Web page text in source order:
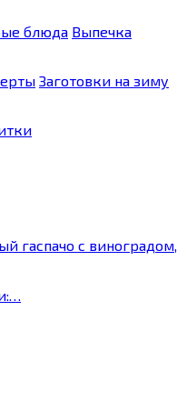
блюда Выпечка
Заготовки на зиму
гаспачо с виноградом,